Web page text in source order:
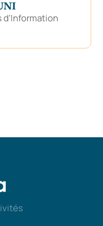
d'Information